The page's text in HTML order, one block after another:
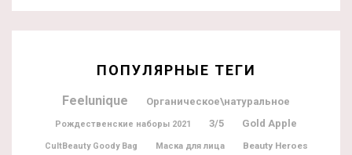
ПОПУЛЯРНЫЕ ТЕГИ
Feelunique Органическое\натуральное
Рождественские наборы 2021 3/5 Gold Apple
CultBeauty Goody Bag Маска для лица Beauty Heroes